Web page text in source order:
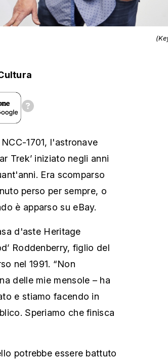
1701, l'astronave
Trek’ iniziato negli anni
Era scomparso
perso per sempre, o
è apparso su eBay.
d'aste Heritage
Roddenberry, figlio del
nel 1991. “Non
delle mie mensole – ha
e stiamo facendo in
Speriamo che finisca
potrebbe essere battuto